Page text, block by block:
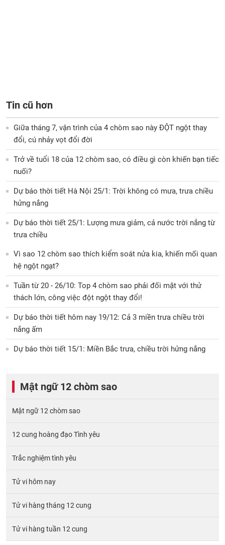
Tin cũ hơn
Giữa tháng 7, vận trình của 4 chòm sao này ĐỘT ngột thay
đổi, cú nhảy vọt đổi đời
Trở về tuổi 18 của 12 chòm sao, có điều gì còn khiến bạn tiếc
nuối?
Dự báo thời tiết Hà Nội 25/1: Trời không có mưa, trưa chiều
hửng nắng
Dự báo thời tiết 25/1: Lượng mưa giảm, cả nước trời nắng từ
trưa chiều
Vì sao 12 chòm sao thích kiểm soát nửa kia, khiến mối quan
hệ ngột ngạt?
Tuần từ 20 - 26/10: Top 4 chòm sao phải đối mặt với thử
thách lớn, công việc đột ngột thay đổi!
Dự báo thời tiết hôm nay 19/12: Cả 3 miền trưa chiều trời
nắng ấm
Dự báo thời tiết 15/1: Miền Bắc trưa, chiều trời hửng nắng
Mật ngữ 12 chòm sao
Mật ngữ 12 chòm sao
12 cung hoàng đạo Tình yêu
Trắc nghiệm tình yêu
Tử vi hôm nay
Tử vi hàng tháng 12 cung
Tử vi hàng tuần 12 cung